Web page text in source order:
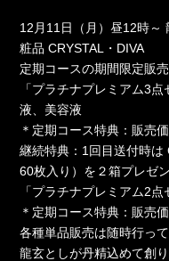
12月11日（月）昼12時
粧品 CRYSTAL・DIVA
定期コースの期間限定販
「プラチナプレミアム3
液、美容液
＊定期コース特典：販売
継続特典：1回目送付時は
60枚入り）を２箱プレゼ
「プラチナプレミアム2
＊定期コース特典：販売
各種単品販売は随時行って
龍玄としが丹精込めて創